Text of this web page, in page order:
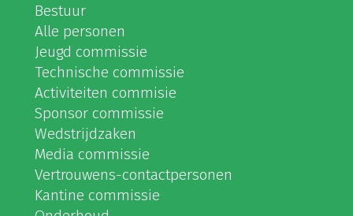
Bestuur
Alle personen
Jeugd commissie
Technische commissie
Activiteiten commisie
Sponsor commissie
Wedstrijdzaken
Media commissie
Vertrouwens-contactpersonen
Kantine commissie